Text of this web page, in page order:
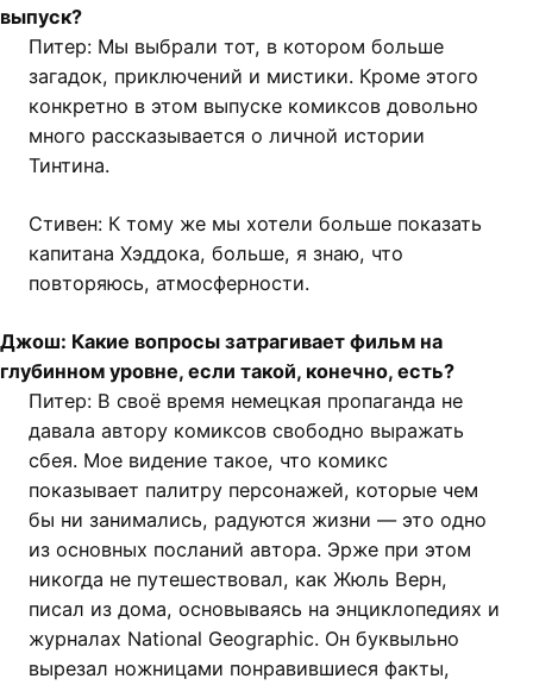
выпуск?
Питер: Мы выбрали тот, в котором больше
загадок, приключений и мистики. Кроме этого
конкретно в этом выпуске комиксов довольно
много рассказывается о личной истории
Тинтина.
Стивен: К тому же мы хотели больше показать
капитана Хэддока, больше, я знаю, что
повторяюсь, атмосферности.
Джош: Какие вопросы затрагивает фильм на
глубинном уровне, если такой, конечно, есть?
Питер: В своё время немецкая пропаганда не
давала автору комиксов свободно выражать
сбея. Мое видение такое, что комикс
показывает палитру персонажей, которые чем
бы ни занимались, радуются жизни — это одно
из основных посланий автора. Эрже при этом
никогда не путешествовал, как Жюль Верн,
писал из дома, основываясь на энциклопедиях и
журналах National Geographic. Он буквыльно
вырезал ножницами понравившиеся факты,